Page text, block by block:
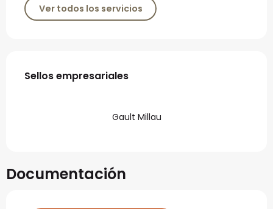
Ver todos los servicios
Oferta de prestaciones
Sellos empresariales
Sellos empresariales
Gault Millau
Documentación